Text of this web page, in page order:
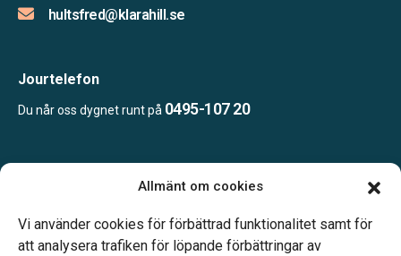
Allmänt om cookies
Vi använder cookies för förbättrad funktionalitet samt för
att analysera trafiken för löpande förbättringar av
hultsfred@klarahill.se
Jourtelefon
Du når oss dygnet runt på 0495-107 20
Telefonjour dygnet runt.